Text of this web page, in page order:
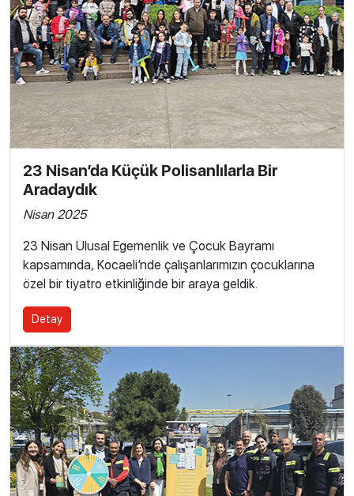
23 Nisan’da Küçük Polisanlılarla Bir
Aradaydık
Nisan 2025
23 Nisan Ulusal Egemenlik ve Çocuk Bayramı
kapsamında, Kocaeli’nde çalışanlarımızın çocuklarına
özel bir tiyatro etkinliğinde bir araya geldik.
Detay